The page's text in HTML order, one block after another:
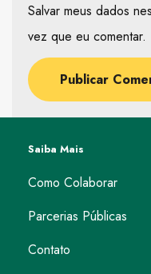
Salvar meus dados
vez que eu comentar.
Saiba Mais
Como Colaborar
Parcerias Públicas
Contato